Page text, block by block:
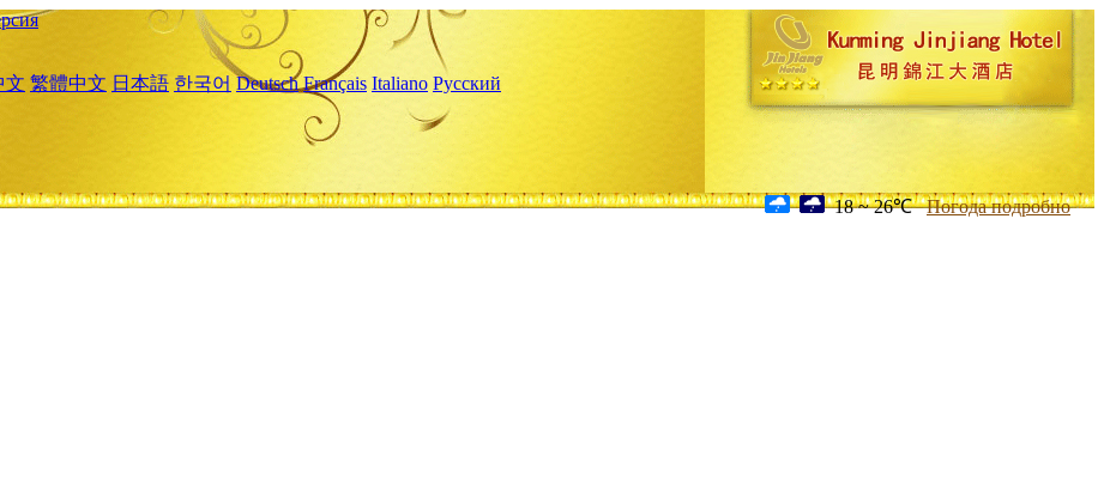
文 繁體中文 日本語 한국어 Deutsch Français Italiano Русский
18 ~ 26℃ Погода подробно